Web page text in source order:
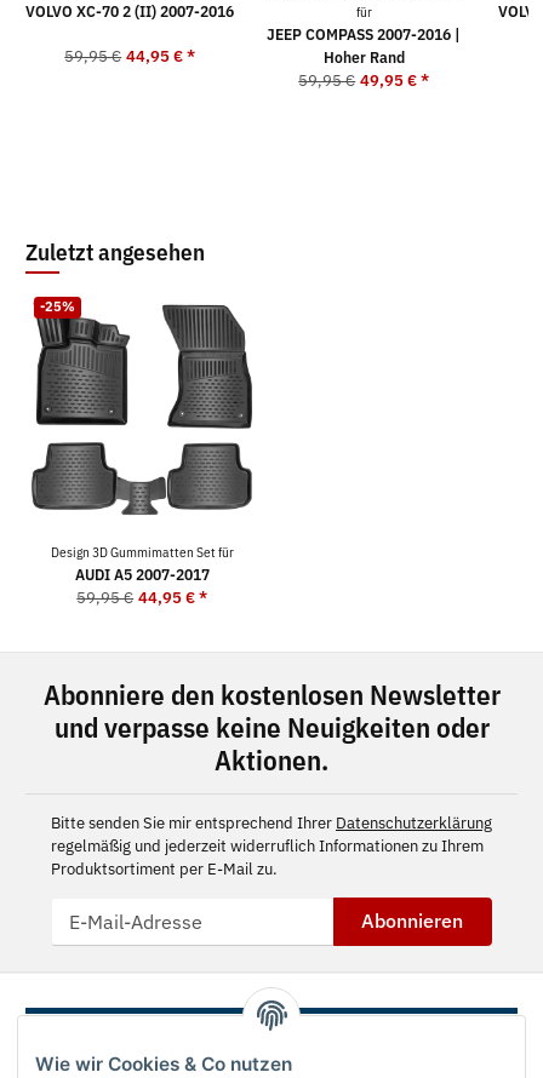
Wie wir Cookies & Co nutzen
VOLVO XC-70 2 (II) 2007-2016
59,95 € 44,95 €*
für
JEEP COMPASS 2007-2016 |
Hoher Rand
59,95 € 49,95 €*
Zuletzt angesehen
-25%
Design 3D Gummimatten Set für
AUDI A5 2007-2017
59,95 € 44,95 €*
Abonniere den kostenlosen Newsletter
und verpasse keine Neuigkeiten oder
Aktionen.
Bitte senden Sie mir entsprechend Ihrer Datenschutzerklärung
regelmäßig und jederzeit widerruflich Informationen zu Ihrem
Produktsortiment per E-Mail zu.
Abonnieren